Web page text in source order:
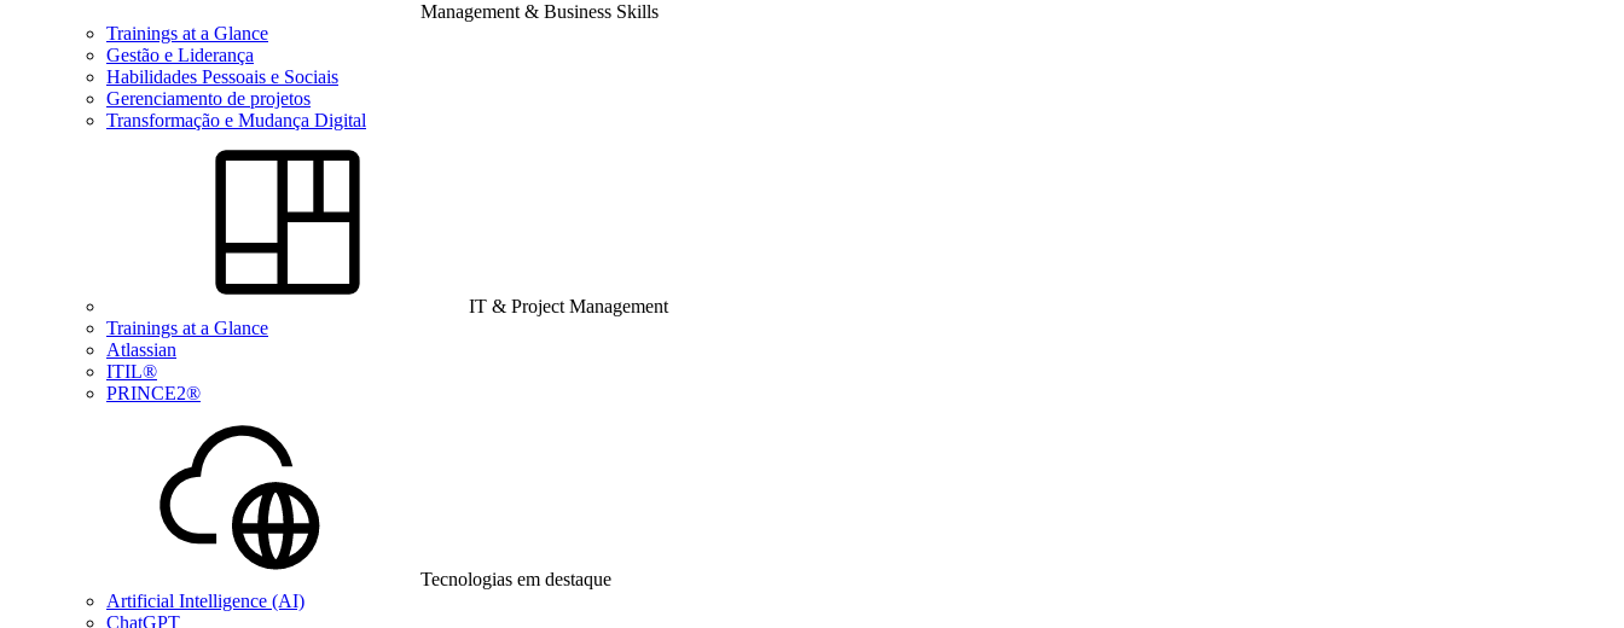
Management & Business Skills
Trainings at a Glance
Gestão e Liderança
Habilidades Pessoais e Sociais
Gerenciamento de projetos
Transformação e Mudança Digital
IT & Project Management
Trainings at a Glance
Atlassian
ITIL®
PRINCE2®
Tecnologias em destaque
Artificial Intelligence (AI)
ChatGPT